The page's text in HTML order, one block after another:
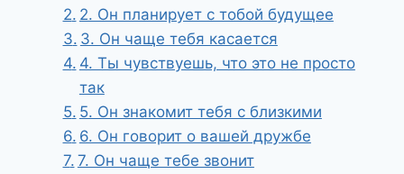
2. Он планирует с тобой будущее
3. Он чаще тебя касается
4. Ты чувствуешь, что это не просто
так
5. Он знакомит тебя с близкими
6. Он говорит о вашей дружбе
7. Он чаще тебе звонит